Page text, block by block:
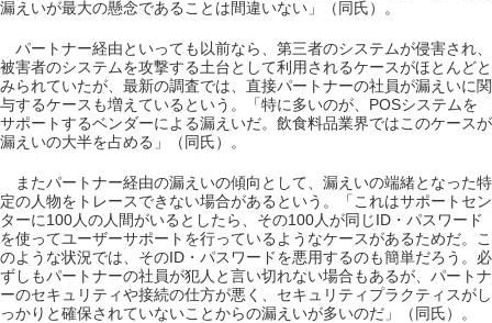
漏えいが最大の懸念であることは間違いない」（同氏）。
パートナー経由といっても以前なら、第三者のシステムが侵害され、
被害者のシステムを攻撃する土台として利用されるケースがほとんどと
みられていたが、最新の調査では、直接パートナーの社員が漏えいに関
与するケースも増えているという。「特に多いのが、POSシステムを
サポートするベンダーによる漏えいだ。飲食料品業界ではこのケースが
漏えいの大半を占める」（同氏）。
またパートナー経由の漏えいの傾向として、漏えいの端緒となった特
定の人物をトレースできない場合があるという。「これはサポートセン
ターに100人の人間がいるとしたら、その100人が同じID・パスワード
を使ってユーザーサポートを行っているようなケースがあるためだ。こ
のような状況では、そのID・パスワードを悪用するのも簡単だろう。必
ずしもパートナーの社員が犯人と言い切れない場合もあるが、パートナ
ーのセキュリティや接続の仕方が悪く、セキュリティプラクティスがし
っかりと確保されていないことからの漏えいが多いのだ」（同氏）。